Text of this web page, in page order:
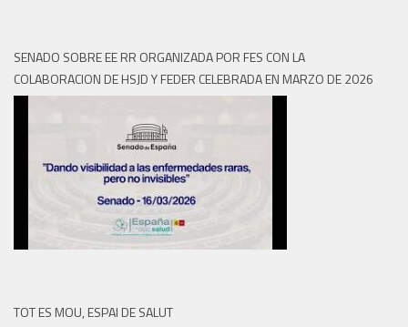
SENADO SOBRE EE RR ORGANIZADA POR FES CON LA
COLABORACION DE HSJD Y FEDER CELEBRADA EN MARZO DE 2026
TOT ES MOU, ESPAI DE SALUT